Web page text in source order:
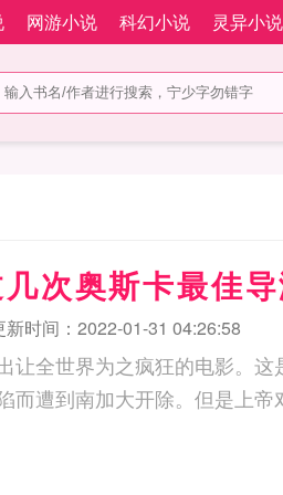
网游小说 科幻小说 灵异小说
次奥斯卡最佳
新时间：2022-01-31 04:26:58
让全世界为之疯狂的电影。